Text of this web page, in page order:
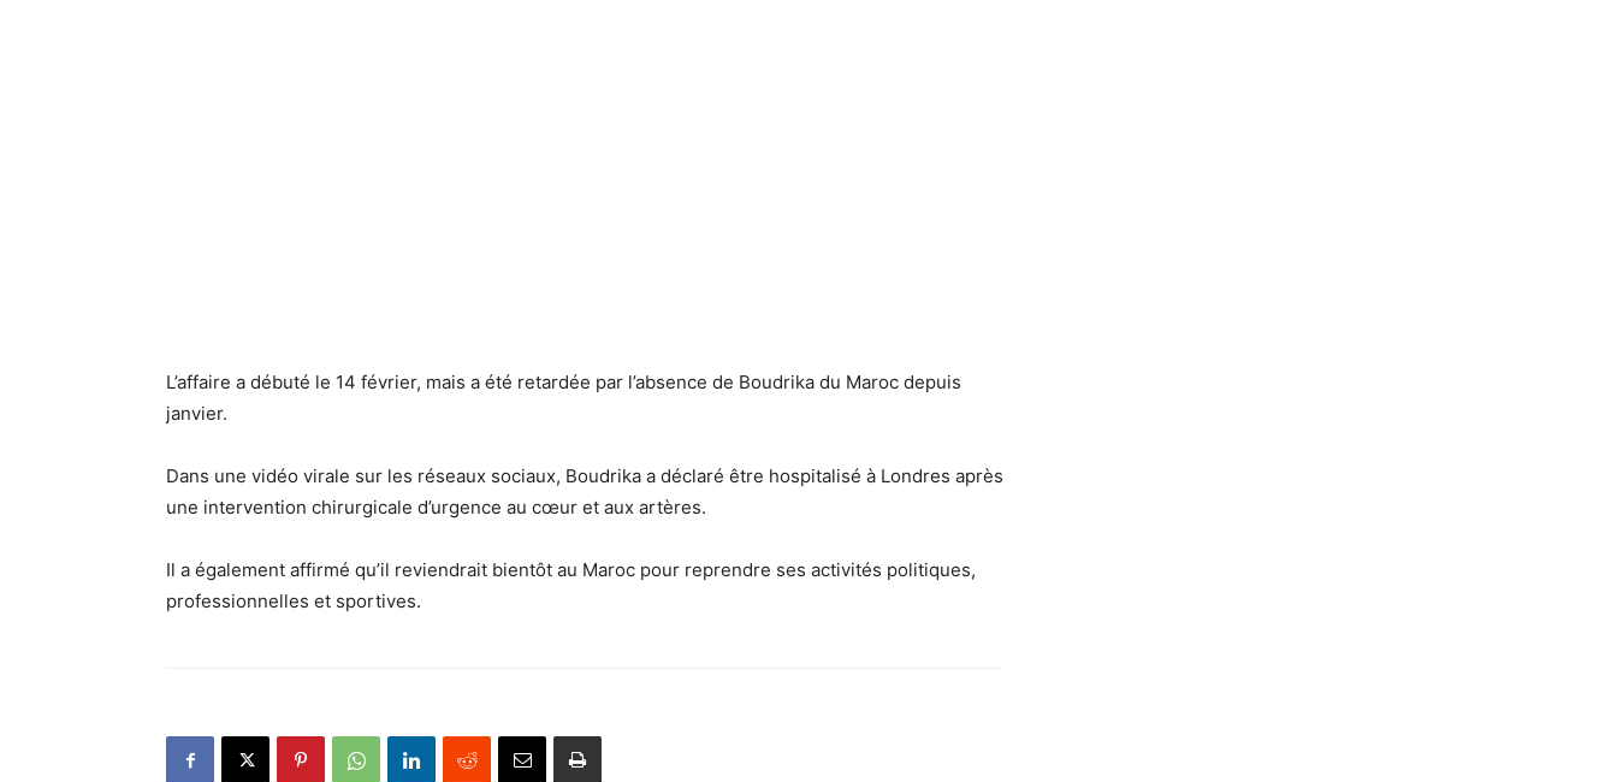
L’affaire a débuté le 14 février, mais a été retardée par l’absence de Boudrika du Maroc depuis
janvier.
Dans une vidéo virale sur les réseaux sociaux, Boudrika a déclaré être hospitalisé à Londres après
une intervention chirurgicale d’urgence au cœur et aux artères.
Il a également affirmé qu’il reviendrait bientôt au Maroc pour reprendre ses activités politiques,
professionnelles et sportives.